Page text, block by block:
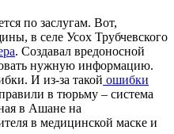
по заслугам. Вот,
в селе Усох Трубчевского
. Создавал вредоносной
нужную информацию.
И из-за такой ошибки
в тюрьму – система
в Ашане на
в медицинской маске и